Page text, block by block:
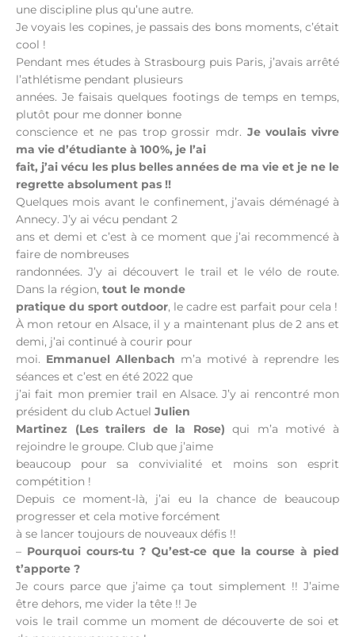
une discipline plus qu’une autre.
Je voyais les copines, je passais des bons moments, c’était
cool !
Pendant mes études à Strasbourg puis Paris, j’avais arrêté
l’athlétisme pendant plusieurs
années. Je faisais quelques footings de temps en temps,
plutôt pour me donner bonne
conscience et ne pas trop grossir mdr. Je voulais vivre
ma vie d’étudiante à 100%, je l’ai
fait, j’ai vécu les plus belles années de ma vie et je ne le
regrette absolument pas !!
Quelques mois avant le confinement, j’avais déménagé à
Annecy. J’y ai vécu pendant 2
ans et demi et c’est à ce moment que j’ai recommencé à
faire de nombreuses
randonnées. J’y ai découvert le trail et le vélo de route.
Dans la région, tout le monde
pratique du sport outdoor, le cadre est parfait pour cela !
À mon retour en Alsace, il y a maintenant plus de 2 ans et
demi, j’ai continué à courir pour
moi. Emmanuel Allenbach m’a motivé à reprendre les
séances et c’est en été 2022 que
j’ai fait mon premier trail en Alsace. J’y ai rencontré mon
président du club Actuel Julien
Martinez (Les trailers de la Rose) qui m’a motivé à
rejoindre le groupe. Club que j’aime
beaucoup pour sa convivialité et moins son esprit
compétition !
Depuis ce moment-là, j’ai eu la chance de beaucoup
progresser et cela motive forcément
à se lancer toujours de nouveaux défis !!
– Pourquoi cours-tu ? Qu’est-ce que la course à pied
t’apporte ?
Je cours parce que j’aime ça tout simplement !! J’aime
être dehors, me vider la tête !! Je
vois le trail comme un moment de découverte de soi et